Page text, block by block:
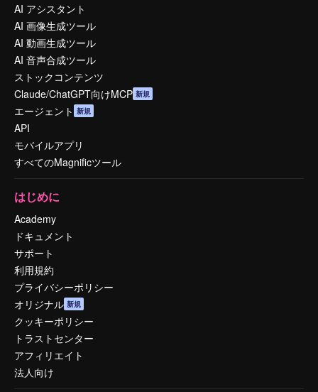
AI アシスタント
AI 画像生成ツール
AI 動画生成ツール
AI 音声合成ツール
ストックコンテンツ
Claude/ChatGPT向けMCP 新規
エージェント 新規
API
モバイルアプリ
すべてのMagnificツール
はじめに
Academy
ドキュメント
サポート
利用規約
プライバシーポリシー
オリジナル 新規
クッキーポリシー
トラストセンター
アフィリエイト
法人向け